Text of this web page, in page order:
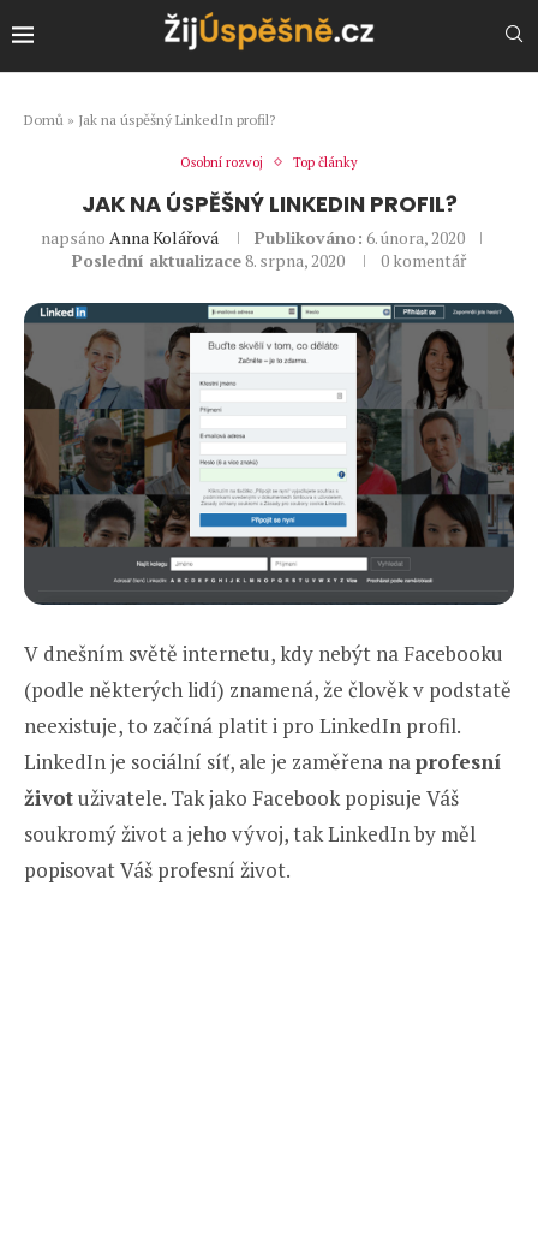
Domů » Jak na úspěšný LinkedIn profil?
Osobní rozvoj Top články
JAK NA ÚSPĚŠNÝ LINKEDIN PROFIL?
napsáno Anna Kolářová Publikováno: 6. února, 2020
Poslední aktualizace8. srpna, 2020 0 komentář
V dnešním světě internetu, kdy nebýt na Facebooku
(podle některých lidí) znamená, že člověk v podstatě
neexistuje, to začíná platit i pro LinkedIn profil.
LinkedIn je sociální síť, ale je zaměřena naprofesní
životuživatele. Tak jako Facebook popisuje Váš
soukromý život a jeho vývoj, tak LinkedIn by měl
popisovat Váš profesní život.